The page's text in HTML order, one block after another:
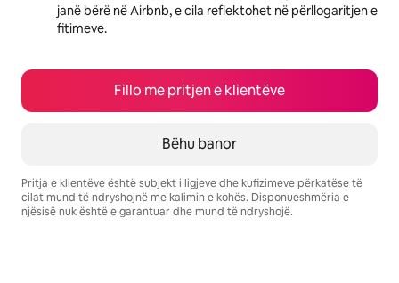
janë bërë në Airbnb, e cila reflektohet në përllogaritjen e
fitimeve.
Fillo me pritjen e klientëve
Bëhu banor
Pritja e klientëve është subjekt i ligjeve dhe kufizimeve përkatëse të
cilat mund të ndryshojnë me kalimin e kohës. Disponueshmëria e
njësisë nuk është e garantuar dhe mund të ndryshojë.